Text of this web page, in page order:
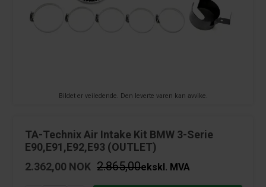
Bildet er veiledende. Den leverte varen kan avvike.
TA-Technix Air Intake Kit BMW 3-Serie
E90,E91,E92,E93 (OUTLET)
2.362,00 NOK 2.865,00ekskl. MVA